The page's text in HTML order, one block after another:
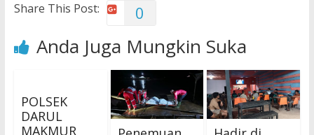
Share This Post: 0
Anda Juga Mungkin Suka
POLSEK
DARUL
MAKMUR